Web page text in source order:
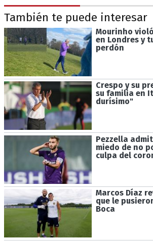
También te puede interesar
Mourinho
en Londres y
perdón
Crespo y su
su familia en
durísimo"
Pezzella
miedo de no
culpa del
Marcos Díaz
que le
Boca